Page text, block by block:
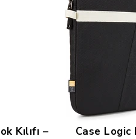
Kılıfı –
Case Logic